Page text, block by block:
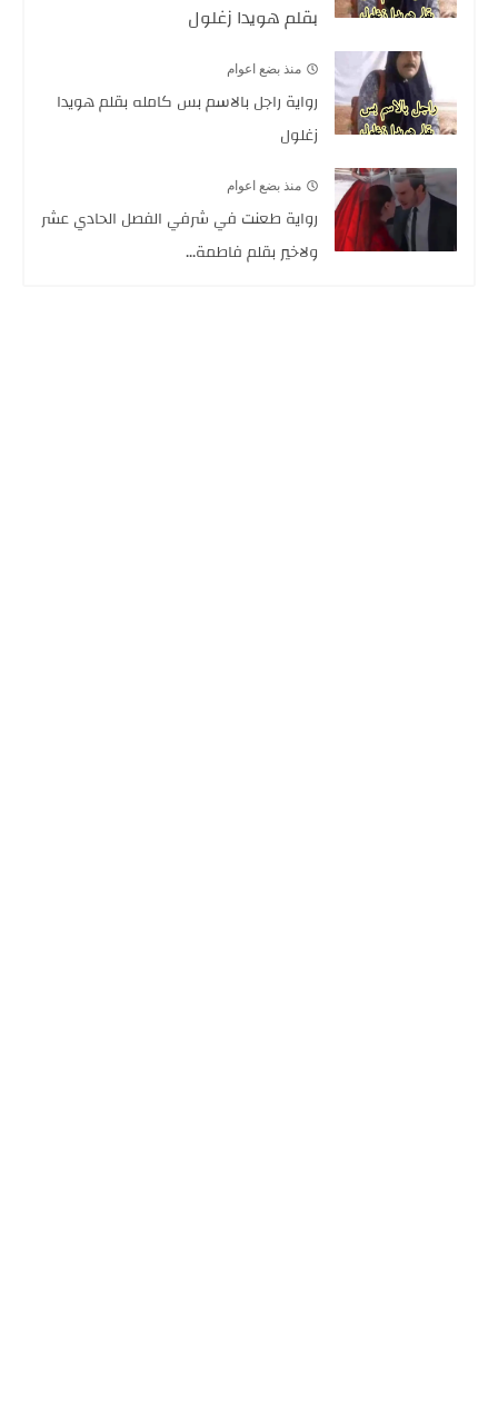
بقلم هويدا زغلول
منذ بضع اعوام
رواية راجل بالاسم بس كامله بقلم هويدا
زغلول
منذ بضع اعوام
رواية طعنت في شرفي الفصل الحادي عشر
ولاخير بقلم فاطمة...